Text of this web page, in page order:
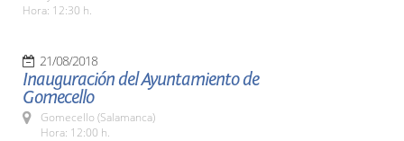
Hora: 12:30 h.
21/08/2018
Inauguración del Ayuntamiento de
Gomecello
Gomecello (Salamanca)
Hora: 12:00 h.